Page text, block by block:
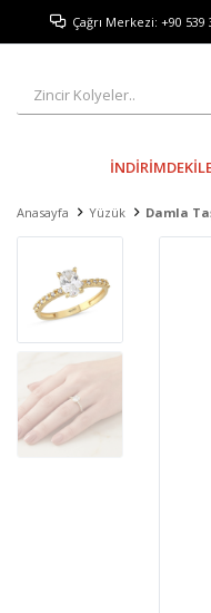
Çağrı Merkezi: +90 539
Anasayfa Yüzük Damla